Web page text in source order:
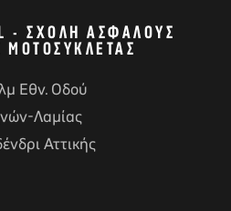
- ΣΧΟΛΉ ΑΣΦΑΛΟΎΣ
ΜΟΤΟΣΥΚΛΈΤΑΣ
Εθν. Οδού
Λαμίας
Αττικής